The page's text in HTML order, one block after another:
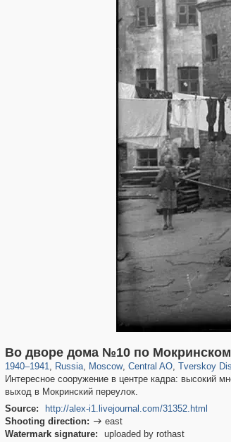
Во дворе дома №10 по
1940–1941, Russia
1,406,257 29,243
, Moscow
319,779 8,286
, Central AO
159,978 5,916
, Tverskoy
53,034 2,283
Интересное сооружение в центре кадра: высокий
выход в Мокринский переулок.
Source:
http://alex-i1.livejournal.com/31352.html
Shooting direction:  east
Watermark signature:
uploaded by rothast